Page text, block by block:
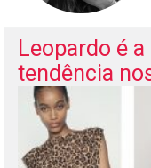
Leopardo é
tendência